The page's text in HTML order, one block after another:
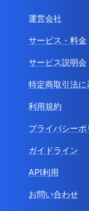
運営会社
サービス・料金
サービス説明会
特定商取引法
利用規約
プライバシーポ
ガイドライン
API利用
お問い合わせ